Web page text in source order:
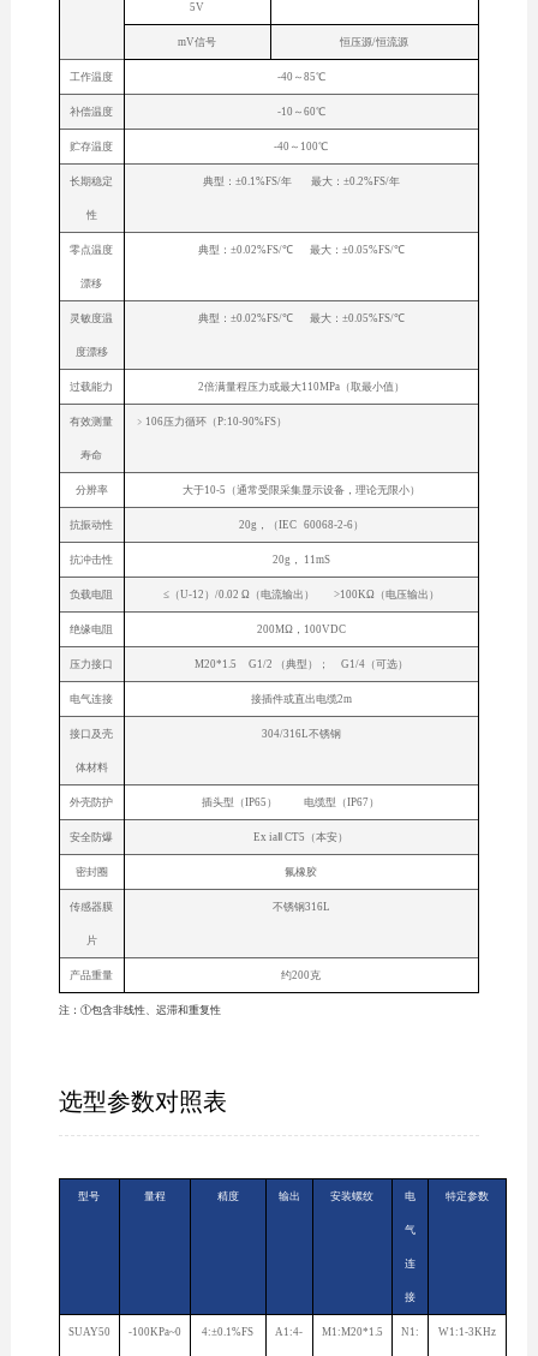
5V
mV信号 恒压源/恒流源
工作温度 -40～85℃
补偿温度 -10～60℃
贮存温度 -40～100℃
长期稳定
性
典型：±0.1%FS/年 最大：±0.2%FS/年
零点温度
漂移
典型：±0.02%FS/℃ 最大：±0.05%FS/℃
灵敏度温
度漂移
典型：±0.02%FS/℃ 最大：±0.05%FS/℃
过载能力 2倍满量程压力或最大110MPa（取最小值）
有效测量
寿命
﹥106压力循环（P:10-90%FS）
分辨率 大于10-5（通常受限采集显示设备，理论无限小）
抗振动性 20g，（IEC 60068-2-6）
抗冲击性 20g， 11mS
负载电阻 ≤（U-12）/0.02 Ω（电流输出） >100KΩ（电压输出）
绝缘电阻 200MΩ，100VDC
压力接口 M20*1.5 G1/2 （典型）； G1/4（可选）
电气连接 接插件或直出电缆2m
接口及壳
体材料
304/316L不锈钢
外壳防护 插头型（IP65） 电缆型（IP67）
安全防爆 Ex iaⅡ CT5（本安）
密封圈 氟橡胶
传感器膜
片
不锈钢316L
产品重量 约200克
注：①包含非线性、迟滞和重复性
选型参数对照表
型号 量程 精度 输出 安装螺纹 电
气
连
接
特定参数
SUAY50 -100KPa~0 4:±0.1%FS A1:4- M1:M20*1.5 N1: W1:1-3KHz